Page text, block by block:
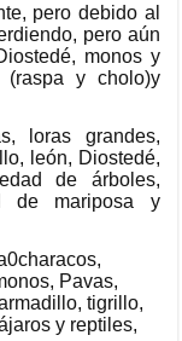
pero debido al
pero aún
monos y
(raspa y cholo)y
loras grandes,
león, Diostedé,
de árboles,
de mariposa y
Pavas,
tigrillo,
y reptiles,